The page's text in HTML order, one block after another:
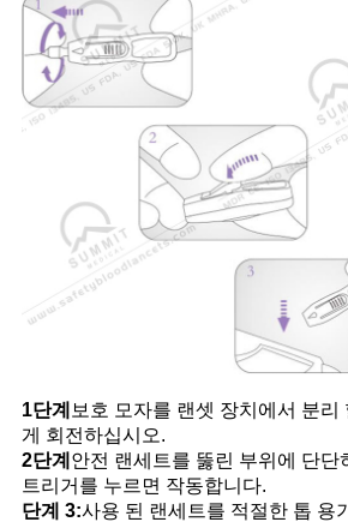
1단계 보호 모자를 랜셋 장치에서 분리
게 회전하십시오.
2단계 안전 랜세트를 뚫린 부위에 단단
트리거를 누르면 작동합니다.
단계 3:사용 된 랜세트를 적절한 톱 용